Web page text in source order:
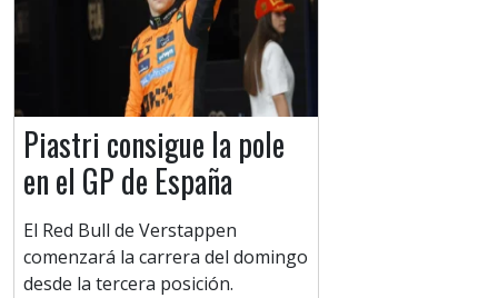
Piastri consigue la pole
en el GP de España
El Red Bull de Verstappen
comenzará la carrera del domingo
desde la tercera posición.